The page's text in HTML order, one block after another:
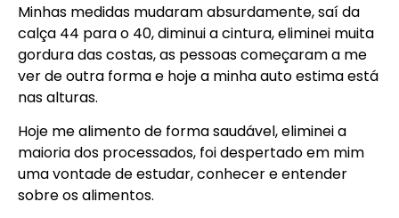
Minhas medidas mudaram absurdamente, saí da
calça 44 para o 40, diminui a cintura, eliminei muita
gordura das costas, as pessoas começaram a me
ver de outra forma e hoje a minha auto estima está
nas alturas.
Hoje me alimento de forma saudável, eliminei a
maioria dos processados, foi despertado em mim
uma vontade de estudar, conhecer e entender
sobre os alimentos.